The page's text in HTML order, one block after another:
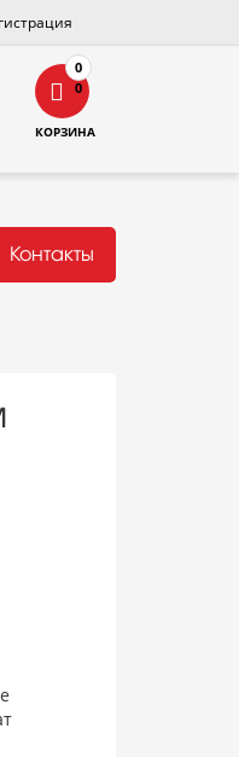
0
0
КОРЗИНА
Контакты